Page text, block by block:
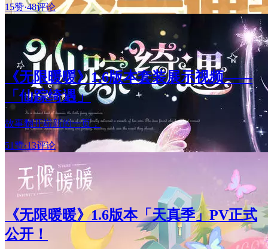
15赞·48评论
《无限暖暖》1.6版本套装展示视频——
「仙踪绮遇」
故事翻开崭新的一页，
51赞·13评论
《无限暖暖》1.6版本「天真季」PV正式
公开！